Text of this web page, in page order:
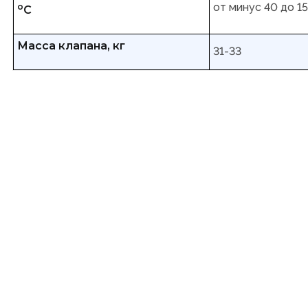
оС от минус 40 до
Масса клапана, кг 31-33